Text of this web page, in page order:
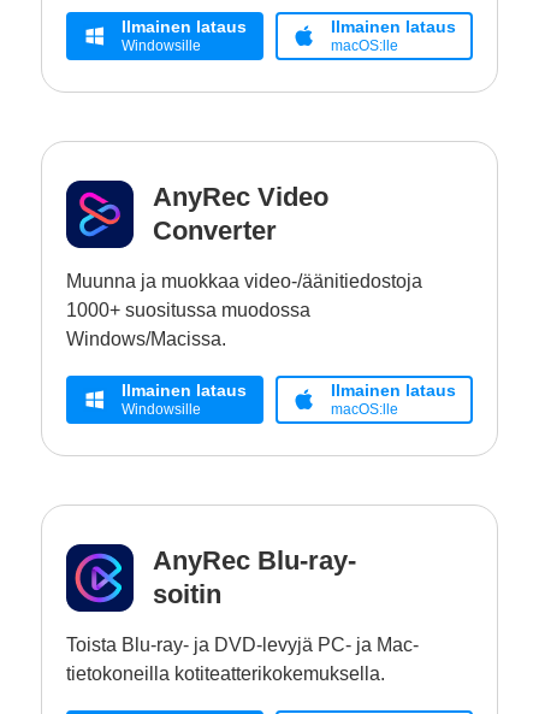
Ilmainen lataus
Windowsille
Ilmainen lataus
macOS:lle
AnyRec Video
Converter
Muunna ja muokkaa video-/äänitiedostoja
1000+ suositussa muodossa
Windows/Macissa.
Ilmainen lataus
Windowsille
Ilmainen lataus
macOS:lle
AnyRec Blu-ray-
soitin
Toista Blu-ray- ja DVD-levyjä PC- ja Mac-
tietokoneilla kotiteatterikokemuksella.